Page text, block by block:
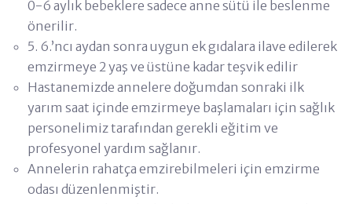
0-6 aylık bebeklere sadece anne sütü ile beslenme
önerilir.
5. 6.’ncı aydan sonra uygun ek gıdalara ilave edilerek
emzirmeye 2 yaş ve üstüne kadar teşvik edilir
Hastanemizde annelere doğumdan sonraki ilk
yarım saat içinde emzirmeye başlamaları için sağlık
personelimiz tarafından gerekli eğitim ve
profesyonel yardım sağlanır.
Annelerin rahatça emzirebilmeleri için emzirme
odası düzenlenmiştir.